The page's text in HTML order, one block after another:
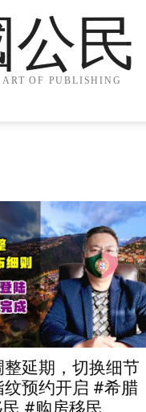
公民
OF PUBLISHING
延期，切换细节
预约开启 #希腊